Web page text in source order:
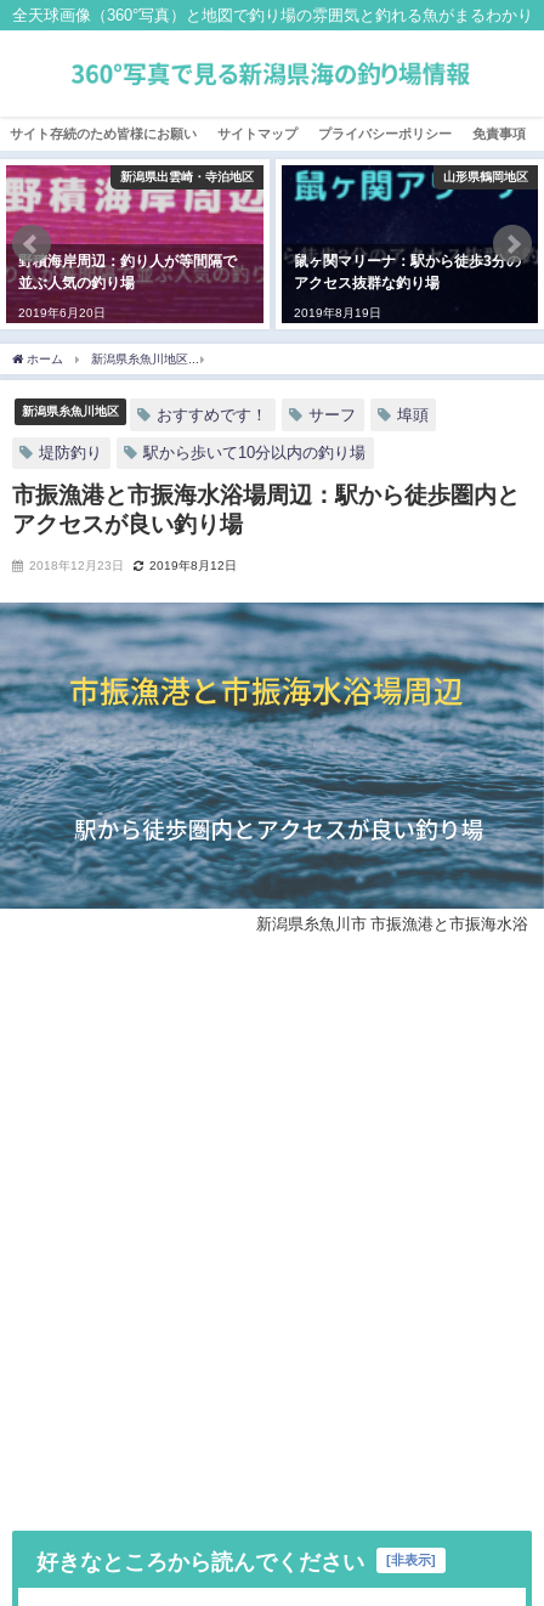
全天球画像（360°写真）と地図で釣り場の雰囲気と釣れる魚がまるわかり
サイト存続のため皆様にお願い サイトマップ プライバシーポリシー 免責事項
山形県鶴岡地区
鼠ヶ関マリーナ：駅から徒歩3分の
アクセス抜群な釣り場
2019年8月19日
新潟県糸魚川地区
海川河口：天然のアユが遡上する
渓流の河口
2019年4月18日
ホーム 新潟県糸魚川地区
新潟県糸魚川地区 おすすめです！ サーフ 埠頭
堤防釣り 駅から歩いて10分以内の釣り場
市振漁港と市振海水浴場周辺：駅から徒歩圏内と
アクセスが良い釣り場
2018年12月23日 2019年8月12日
新潟県糸魚川市 市振漁港と市振海水浴
好きなところから読んでください [非表示]